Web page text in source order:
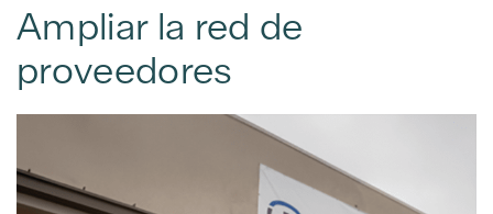
Ampliar la red de
proveedores